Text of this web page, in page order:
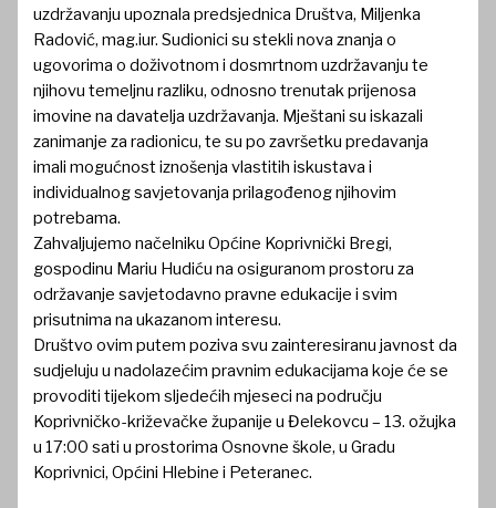
uzdržavanju upoznala predsjednica Društva, Miljenka
Radović, mag.iur. Sudionici su stekli nova znanja o
ugovorima o doživotnom i dosmrtnom uzdržavanju te
njihovu temeljnu razliku, odnosno trenutak prijenosa
imovine na davatelja uzdržavanja. Mještani su iskazali
zanimanje za radionicu, te su po završetku predavanja
imali mogućnost iznošenja vlastitih iskustava i
individualnog savjetovanja prilagođenog njihovim
potrebama.
Zahvaljujemo načelniku Općine Koprivnički Bregi,
gospodinu Mariu Hudiću na osiguranom prostoru za
održavanje savjetodavno pravne edukacije i svim
prisutnima na ukazanom interesu.
Društvo ovim putem poziva svu zainteresiranu javnost da
sudjeluju u nadolazećim pravnim edukacijama koje će se
provoditi tijekom sljedećih mjeseci na području
Koprivničko-križevačke županije u Đelekovcu – 13. ožujka
u 17:00 sati u prostorima Osnovne škole, u Gradu
Koprivnici, Općini Hlebine i Peteranec.